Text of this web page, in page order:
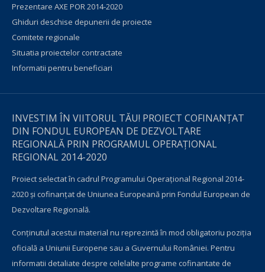
Prezentare AXE POR 2014-2020
Ghiduri deschise depunerii de proiecte
Comitete regionale
Situatia proiectelor contractate
Informatii pentru beneficiari
INVESTIM ÎN VIITORUL TĂU! PROIECT COFINANȚAT
DIN FONDUL EUROPEAN DE DEZVOLTARE
REGIONALĂ PRIN PROGRAMUL OPERAŢIONAL
REGIONAL 2014-2020
Proiect selectat în cadrul Programului Operațional Regional 2014-
2020 și cofinanțat de Uniunea Europeană prin Fondul European de
Dezvoltare Regională.
Conţinutul acestui material nu reprezintă în mod obligatoriu poziţia
oficială a Uniunii Europene sau a Guvernului României. Pentru
informatii detaliate despre celelalte programe cofinantate de